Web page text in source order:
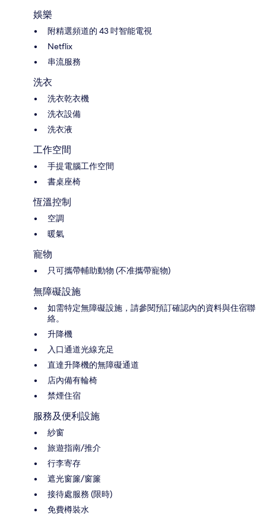
娛樂
附精選頻道的 43 吋智能電視
Netflix
串流服務
洗衣
洗衣乾衣機
洗衣設備
洗衣液
工作空間
手提電腦工作空間
書桌座椅
恆溫控制
空調
暖氣
寵物
只可攜帶輔助動物 (不准攜帶寵物)
無障礙設施
如需特定無障礙設施，請參閱預訂確認內的資料與住宿聯
絡。
升降機
入口通道光線充足
直達升降機的無障礙通道
店內備有輪椅
禁煙住宿
服務及便利設施
紗窗
旅遊指南/推介
行李寄存
遮光窗簾/窗簾
接待處服務 (限時)
免費樽裝水